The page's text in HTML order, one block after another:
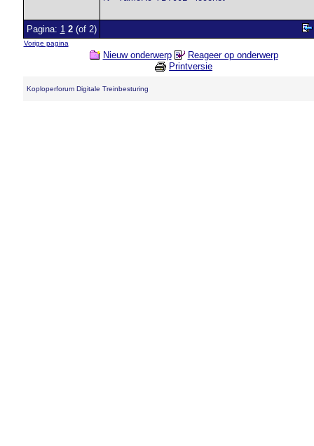
Pagina: 1 2(of 2)
Vorige pagina
Nieuw onderwerp
Reageer op onderwerp
Printversie
Koploperforum Digitale Treinbesturing